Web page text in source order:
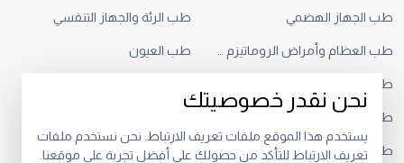
طب الجهاز الهضمي طب الرئة والجهاز التنفسي
طب العيون
طب القلب
طب المسالك البولية
طب حديثي الولادة علم الأورام
نحن نقدر خصوصيتك
يستخدم هذا الموقع ملفات تعريف الارتباط. نحن نستخدم ملفات
تعريف الارتباط للتأكد من حصولك على أفضل تجربة على موقعنا.